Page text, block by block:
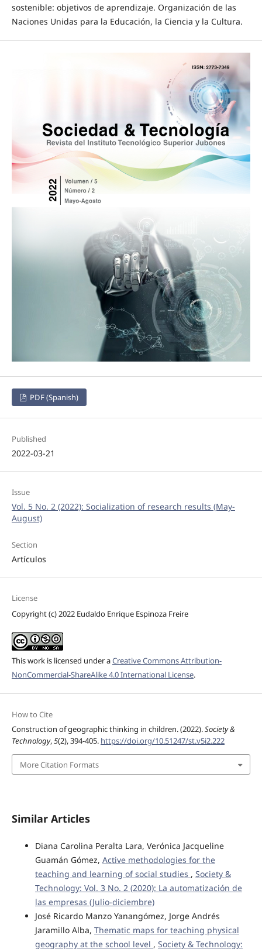
sostenible: objetivos de aprendizaje. Organización de las
Naciones Unidas para la Educación, la Ciencia y la Cultura.
PDF (Spanish)
Published
2022-03-21
Issue
Vol. 5 No. 2 (2022): Socialization of research results (May-
August)
Section
Artículos
License
Copyright (c) 2022 Eudaldo Enrique Espinoza Freire
This work is licensed under aCreative Commons Attribution-
NonCommercial-ShareAlike 4.0 International License.
How to Cite
Construction of geographic thinking in children. (2022).Society &
Technology,5(2), 394-405. https://doi.org/10.51247/st.v5i2.222
More Citation Formats
Similar Articles
Diana Carolina Peralta Lara, Verónica Jacqueline
Guamán Gómez, Active methodologies for the
teaching and learning of social studies , Society &
Technology: Vol. 3 No. 2 (2020): La automatización de
las empresas (Julio-diciembre)
José Ricardo Manzo Yanangómez, Jorge Andrés
Jaramillo Alba, Thematic maps for teaching physical
geography at the school level , Society & Technology: